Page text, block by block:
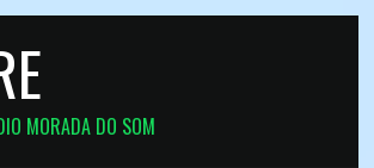
MORADA DO SOM